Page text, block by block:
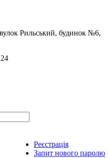
Рильський, будинок №6,
Реєстрація
Запит нового паролю